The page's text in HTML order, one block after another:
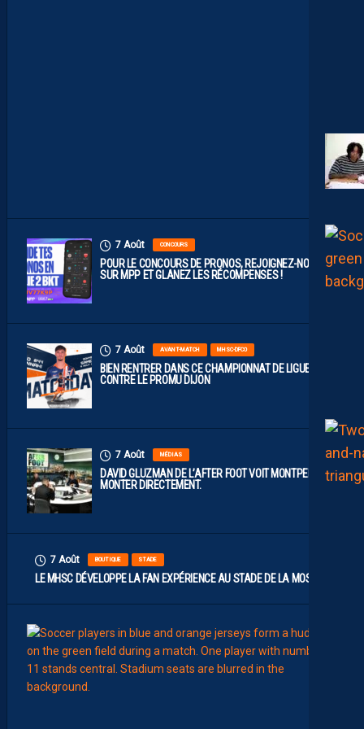
À
I
J
O
N
7 Août CONCOURS
POUR LE CONCOURS DE PRONOS, REJOIGNEZ-NOUS
SUR MPP ET GLANEZ LES RÉCOMPENSES !
7 Août AVANT-MATCH MHSC-DFCO
BIEN RENTRER DANS CE CHAMPIONNAT DE LIGUE 2
CONTRE LE PROMU DIJON
7 Août MÉDIAS
DAVID GLUZMAN DE L’AFTER FOOT VOIT MONTPELLIER
MONTER DIRECTEMENT.
7 Août BOUTIQUE STADE
LE MHSC DÉVELOPPE LA FAN EXPÉRIENCE AU STADE DE LA MOSSON